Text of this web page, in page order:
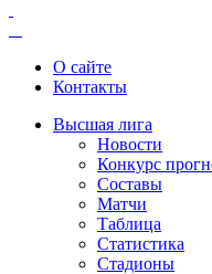
О сайте
Контакты
Высшая лига
Новости
Конкурс
Составы
Матчи
Таблица
Статистика
Стадионы